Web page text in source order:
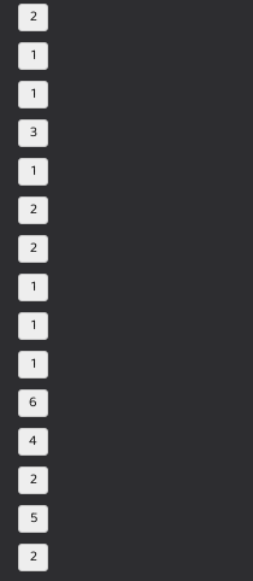
2
1
1
3
1
2
2
1
1
1
6
4
2
5
2